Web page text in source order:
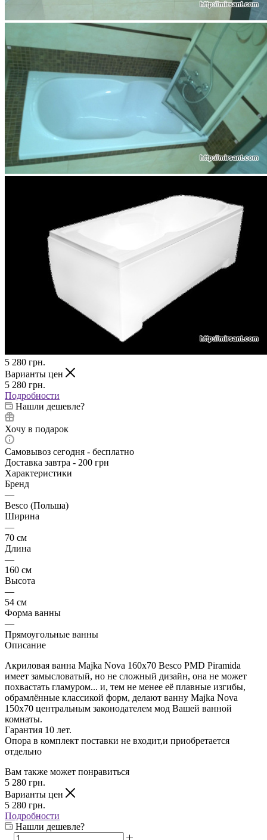
5 280 грн.
Варианты цен
5 280 грн.
Подробности
Нашли дешевле?
Хочу в подарок
Самовывоз сегодня - бесплатно
Доставка завтра - 200 грн
Характеристики
Бренд
—
Besco (Польша)
Ширина
—
70 см
Длина
—
160 см
Высота
—
54 см
Форма ванны
—
Прямоугольные ванны
Описание
Акриловая ванна Majka Nova 160x70 Besco PMD Piramida
имеет замысловатый, но не сложный дизайн, она не может
похвастать гламуром... и, тем не менее её плавные изгибы,
обрамлённые классикой форм, делают ванну Majka Nova
150x70 центральным законодателем мод Вашей ванной
комнаты.
Гарантия 10 лет.
Опора в комплект поставки не входит,и приобретается
отдельно
Вам также может понравиться
5 280 грн.
Варианты цен
5 280 грн.
Подробности
Нашли дешевле?